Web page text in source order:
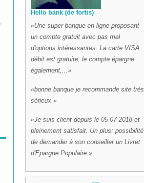
Hello bank (de fortis)
Une super banque en ligne proposant
un compte gratuit avec pas mal
d'options intéressantes. La carte VISA
débit est gratuite, le compte épargne
également,...
bonne banque je recommande site très
sérieux
Je suis client depuis le 05-07-2018 et
pleinement satisfait. Un plus: possibilité
de demander à son conseiller un Livret
d'Epargne Populaire.